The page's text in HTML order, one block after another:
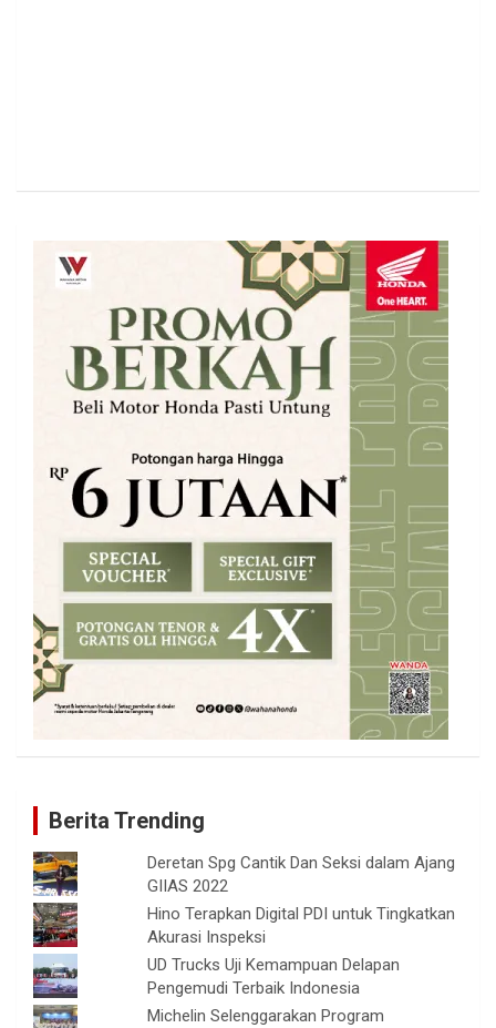
Berita Trending
Deretan Spg Cantik Dan Seksi dalam Ajang
GIIAS 2022
Hino Terapkan Digital PDI untuk Tingkatkan
Akurasi Inspeksi
UD Trucks Uji Kemampuan Delapan
Pengemudi Terbaik Indonesia
Michelin Selenggarakan Program